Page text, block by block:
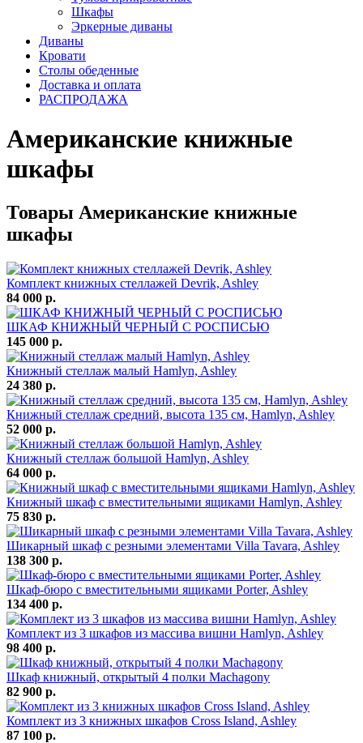
Шкафы
Эркерные диваны
Диваны
Кровати
Столы обеденные
Доставка и оплата
РАСПРОДАЖА
Американские книжные
шкафы
Товары Американские книжные
шкафы
Комплект книжных стеллажей Devrik, Ashley
84 000 р.
ШКАФ КНИЖНЫЙ ЧЕРНЫЙ С РОСПИСЬЮ
145 000 р.
Книжный стеллаж малый Hamlyn, Ashley
24 380 р.
Книжный стеллаж средний, высота 135 см, Hamlyn, Ashley
52 000 р.
Книжный стеллаж большой Hamlyn, Ashley
64 000 р.
Книжный шкаф с вместительными ящиками Hamlyn, Ashley
75 830 р.
Шикарный шкаф с резными элементами Villa Tavara, Ashley
138 300 р.
Шкаф-бюро с вместительными ящиками Porter, Ashley
134 400 р.
Комплект из 3 шкафов из массива вишни Hamlyn, Ashley
98 400 р.
Шкаф книжный, открытый 4 полки Machagony
82 900 р.
Комплект из 3 книжных шкафов Cross Island, Ashley
87 100 р.